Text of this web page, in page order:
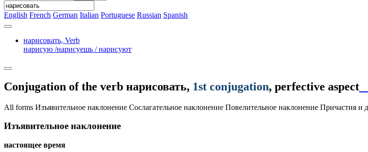
English French German Italian Portuguese Russian Spanish
нарисовать, Verb
нарисую /нарисуешь / нарисуют
Conjugation of the verb нарисовать, 1st conjugation, perfective aspect
All forms Изъявительное наклонение Сослагательное наклонение Повелительное наклонение Причастия и
Изъявительное наклонение
настоящее время